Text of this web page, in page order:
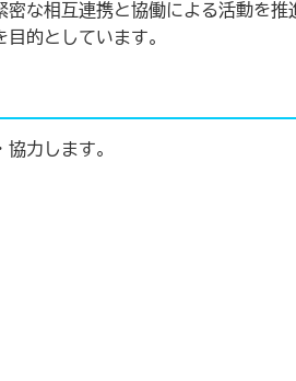
な相互連携と協働による活動を
的としています。
力します。